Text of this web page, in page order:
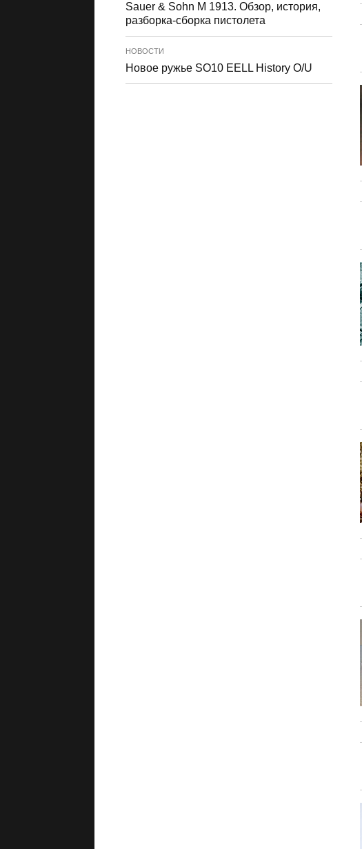
Sauer & Sohn M 1913. Обзор, история,
разборка-сборка пистолета
НОВОСТИ
Новое ружье SO10 EELL History O/U